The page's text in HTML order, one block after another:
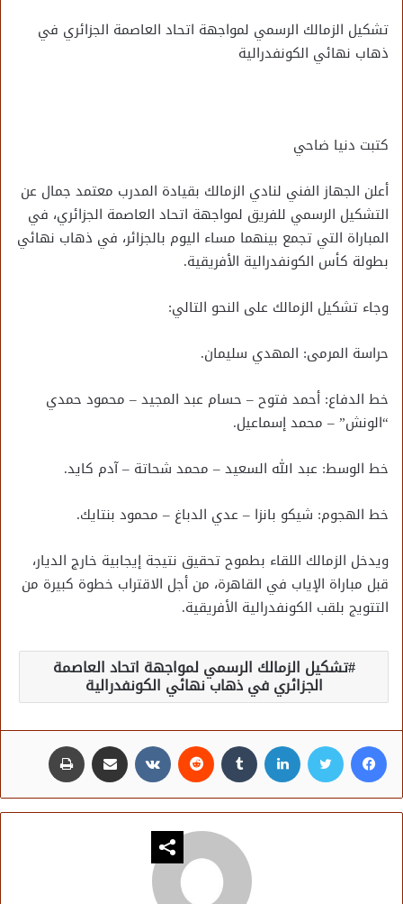
تشكيل الزمالك الرسمي لمواجهة اتحاد العاصمة الجزائري في
ذهاب نهائي الكونفدرالية
كتبت دنيا ضاحي
أعلن الجهاز الفني لنادي الزمالك بقيادة المدرب معتمد جمال عن
التشكيل الرسمي للفريق لمواجهة اتحاد العاصمة الجزائري، في
المباراة التي تجمع بينهما مساء اليوم بالجزائر، في ذهاب نهائي
بطولة كأس الكونفدرالية الأفريقية.
وجاء تشكيل الزمالك على النحو التالي:
حراسة المرمى: المهدي سليمان.
خط الدفاع: أحمد فتوح – حسام عبد المجيد – محمود حمدي
“الونش” – محمد إسماعيل.
خط الوسط: عبد الله السعيد – محمد شحاتة – آدم كايد.
خط الهجوم: شيكو بانزا – عدي الدباغ – محمود بنتايك.
ويدخل الزمالك اللقاء بطموح تحقيق نتيجة إيجابية خارج الديار،
قبل مباراة الإياب في القاهرة، من أجل الاقتراب خطوة كبيرة من
التتويج بلقب الكونفدرالية الأفريقية.
تشكيل الزمالك الرسمي لمواجهة اتحاد العاصمة
الجزائري في ذهاب نهائي الكونفدرالية
فيسبوك تويتر لينكدإن مشاركة عبر البريد